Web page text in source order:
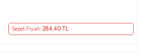
Sepet Fiyatı 284,40 TL